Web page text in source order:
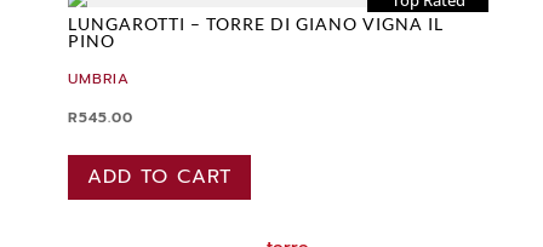
LUNGAROTTI – TORRE DI GIANO VIGNA IL
PINO
UMBRIA
R545.00
ADD TO CART